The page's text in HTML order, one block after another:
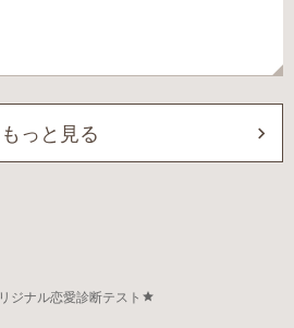
もっと見る
ジナル恋愛診断テスト